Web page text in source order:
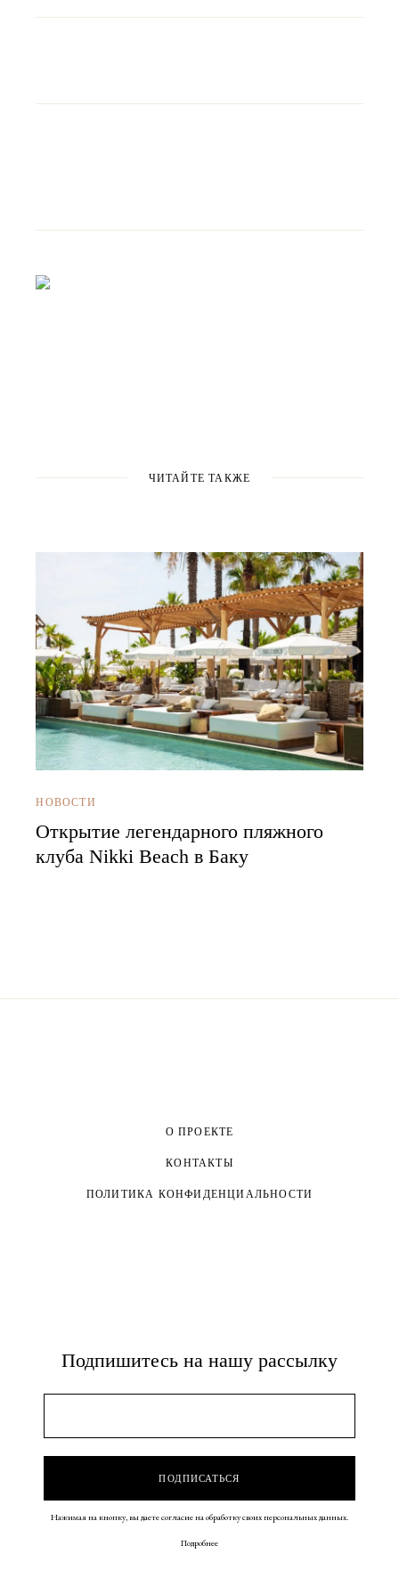
ЧИТАЙТЕ ТАКЖЕ
НОВОСТИ
Открытие легендарного пляжного
клуба Nikki Beach в Баку
О ПРОЕКТЕ
КОНТАКТЫ
ПОЛИТИКА КОНФИДЕНЦИАЛЬНОСТИ
Подпишитесь на нашу рассылку
Нажимая на кнопку, вы даете согласие на обработку своих персональных данных.
Подробнее